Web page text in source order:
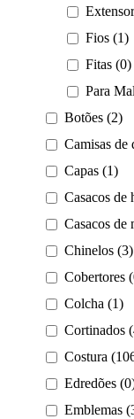
Fios (1)
Fitas (0)
Para
Botões (2)
Camisas de
Capas (1)
Casacos de
Casacos de
Chinelos (3)
Cobertores
Colcha (1)
Cortinados
Costura
Edredões
Emblemas